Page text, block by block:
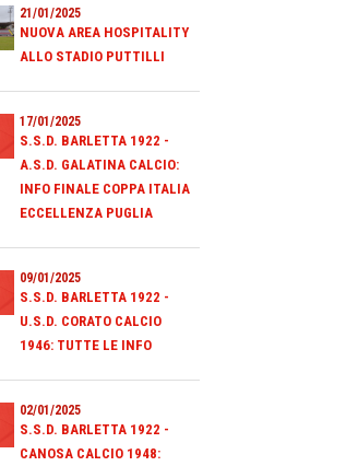
21/01/2025
NUOVA AREA HOSPITALITY
ALLO STADIO PUTTILLI
17/01/2025
S.S.D. BARLETTA 1922 -
A.S.D. GALATINA CALCIO:
INFO FINALE COPPA ITALIA
ECCELLENZA PUGLIA
09/01/2025
S.S.D. BARLETTA 1922 -
U.S.D. CORATO CALCIO
1946: TUTTE LE INFO
02/01/2025
S.S.D. BARLETTA 1922 -
CANOSA CALCIO 1948: